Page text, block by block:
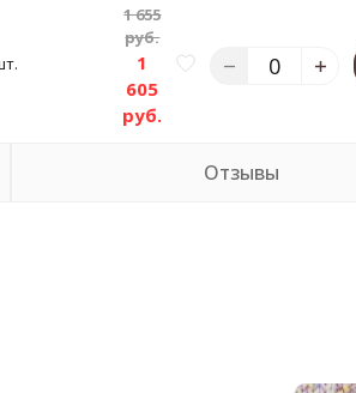
1 655
руб.
1
605
руб.
Отзывы